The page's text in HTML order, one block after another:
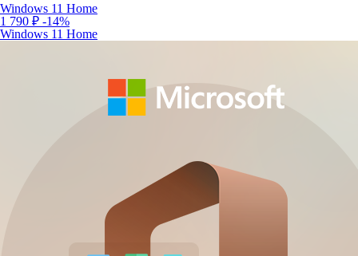
Windows 11 Home
1 790 ₽ -14%
Windows 11 Home